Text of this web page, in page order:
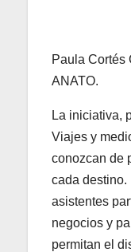
Paula Cortés
ANATO.
La iniciativa,
Viajes y
conozcan de
cada destino.
asistentes
negocios y
permitan el